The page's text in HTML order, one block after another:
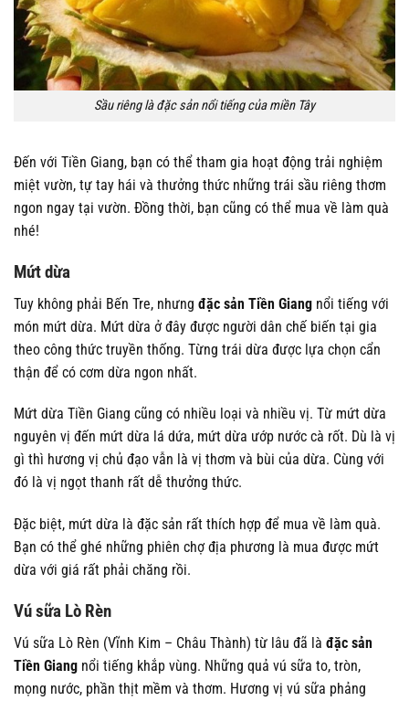
Sầu riêng là đặc sản nổi tiếng của miền Tây
Đến với Tiền Giang, bạn có thể tham gia hoạt động trải nghiệm
miệt vườn, tự tay hái và thưởng thức những trái sầu riêng thơm
ngon ngay tại vườn. Đồng thời, bạn cũng có thể mua về làm quà
nhé!
Mứt dừa
Tuy không phải Bến Tre, nhưng đặc sản Tiền Giang nổi tiếng với
món mứt dừa. Mứt dừa ở đây được người dân chế biến tại gia
theo công thức truyền thống. Từng trái dừa được lựa chọn cẩn
thận để có cơm dừa ngon nhất.
Mứt dừa Tiền Giang cũng có nhiều loại và nhiều vị. Từ mứt dừa
nguyên vị đến mứt dừa lá dứa, mứt dừa ướp nước cà rốt. Dù là vị
gì thì hương vị chủ đạo vẫn là vị thơm và bùi của dừa. Cùng với
đó là vị ngọt thanh rất dễ thưởng thức.
Đặc biệt, mứt dừa là đặc sản rất thích hợp để mua về làm quà.
Bạn có thể ghé những phiên chợ địa phương là mua được mứt
dừa với giá rất phải chăng rồi.
Vú sữa Lò Rèn
Vú sữa Lò Rèn (Vĩnh Kim – Châu Thành) từ lâu đã là đặc sản
Tiền Giang nổi tiếng khắp vùng. Những quả vú sữa to, tròn,
mọng nước, phần thịt mềm và thơm. Hương vị vú sữa phảng